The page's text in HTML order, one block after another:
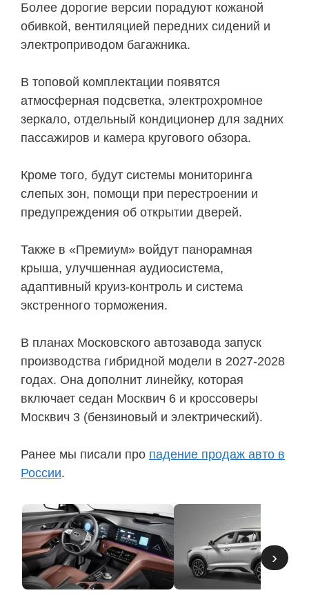
Более дорогие версии порадуют кожаной
обивкой, вентиляцией передних сидений и
электроприводом багажника.
В топовой комплектации появятся
атмосферная подсветка, электрохромное
зеркало, отдельный кондиционер для задних
пассажиров и камера кругового обзора.
Кроме того, будут системы мониторинга
слепых зон, помощи при перестроении и
предупреждения об открытии дверей.
Также в «Премиум» войдут панорамная
крыша, улучшенная аудиосистема,
адаптивный круиз-контроль и система
экстренного торможения.
В планах Московского автозавода запуск
производства гибридной модели в 2027-2028
годах. Она дополнит линейку, которая
включает седан Москвич 6 и кроссоверы
Москвич 3 (бензиновый и электрический).
Ранее мы писали про падение продаж авто в
России.
›